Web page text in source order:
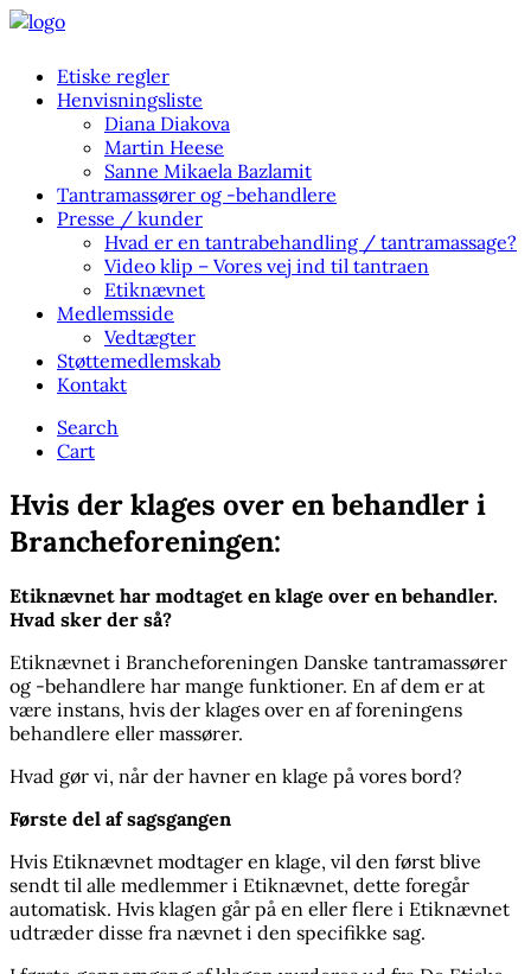
Etiske regler
Henvisningsliste
Diana Diakova
Martin Heese
Sanne Mikaela Bazlamit
Tantramassører og -behandlere
Presse / kunder
Hvad er en tantrabehandling / tantramassage?
Video klip – Vores vej ind til tantraen
Etiknævnet
Medlemsside
Vedtægter
Støttemedlemskab
Kontakt
Search
Cart
Hvis der klages over en behandler i
Brancheforeningen:
Etiknævnet har modtaget en klage over en behandler.
Hvad sker der så?
Etiknævnet i Brancheforeningen Danske tantramassører
og -behandlere har mange funktioner. En af dem er at
være instans, hvis der klages over en af foreningens
behandlere eller massører.
Hvad gør vi, når der havner en klage på vores bord?
Første del af sagsgangen
Hvis Etiknævnet modtager en klage, vil den først blive
sendt til alle medlemmer i Etiknævnet, dette foregår
automatisk. Hvis klagen går på en eller flere i Etiknævnet
udtræder disse fra nævnet i den specifikke sag.